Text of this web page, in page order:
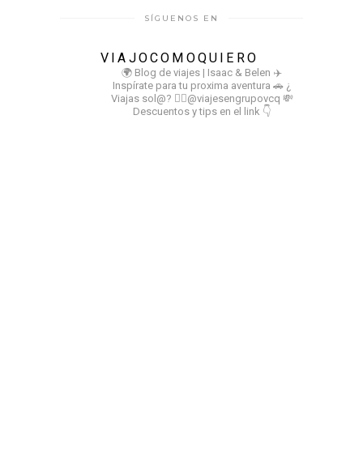
SÍGUENOS EN
VIAJOCOMOQUIERO
🌍 Blog de viajes | Isaac & Belen ✈️
Inspírate para tu proxima aventura 🚗 ¿
Viajas sol@? 👉🏻@viajesengrupovcq 💸
Descuentos y tips en el link 👇